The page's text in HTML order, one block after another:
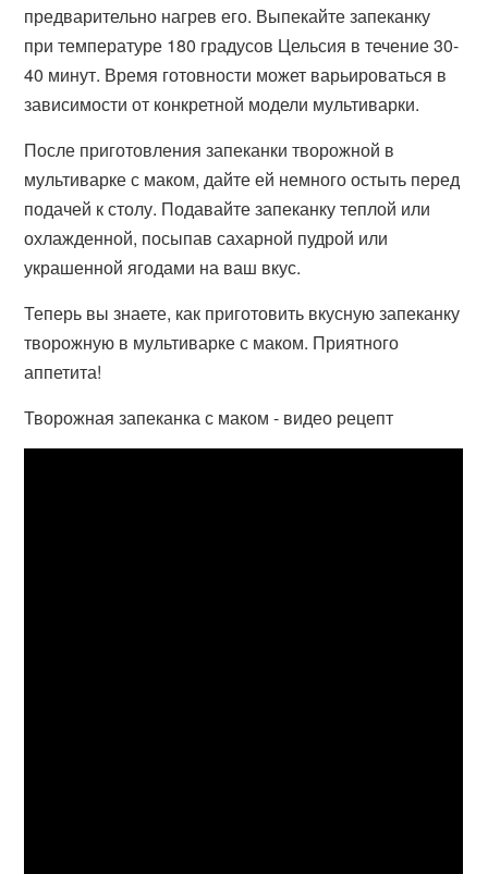
предварительно нагрев его. Выпекайте запеканку
при температуре 180 градусов Цельсия в течение 30-
40 минут. Время готовности может варьироваться в
зависимости от конкретной модели мультиварки.
После приготовления запеканки творожной в
мультиварке с маком, дайте ей немного остыть перед
подачей к столу. Подавайте запеканку теплой или
охлажденной, посыпав сахарной пудрой или
украшенной ягодами на ваш вкус.
Теперь вы знаете, как приготовить вкусную запеканку
творожную в мультиварке с маком. Приятного
аппетита!
Творожная запеканка с маком - видео рецепт